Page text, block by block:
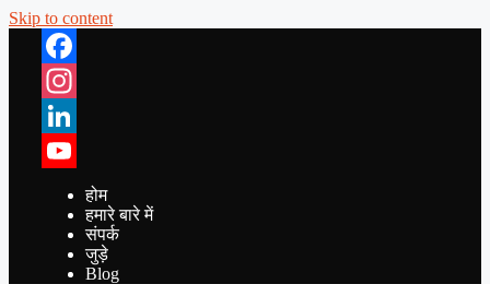
Skip to content
Facebook
Instagram
LinkedIn
YouTube
होम
हमारे बारे में
संपर्क
जुड़े
Blog